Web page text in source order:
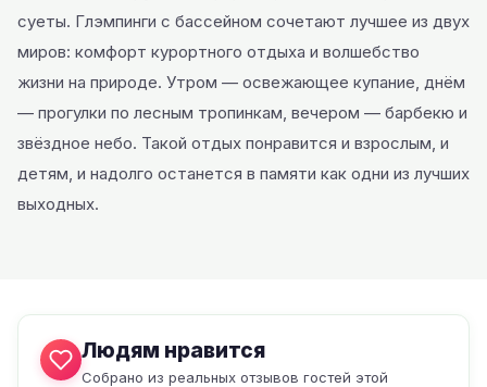
суеты. Глэмпинги с бассейном сочетают лучшее из двух
миров: комфорт курортного отдыха и волшебство
жизни на природе. Утром — освежающее купание, днём
— прогулки по лесным тропинкам, вечером — барбекю и
звёздное небо. Такой отдых понравится и взрослым, и
детям, и надолго останется в памяти как одни из лучших
выходных.
Людям нравится
Собрано из реальных отзывов гостей этой